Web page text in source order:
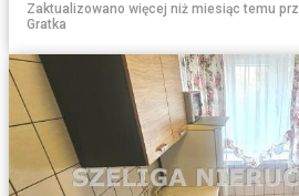
Zaktualizowano więcej niż miesiąc temu
Gratka